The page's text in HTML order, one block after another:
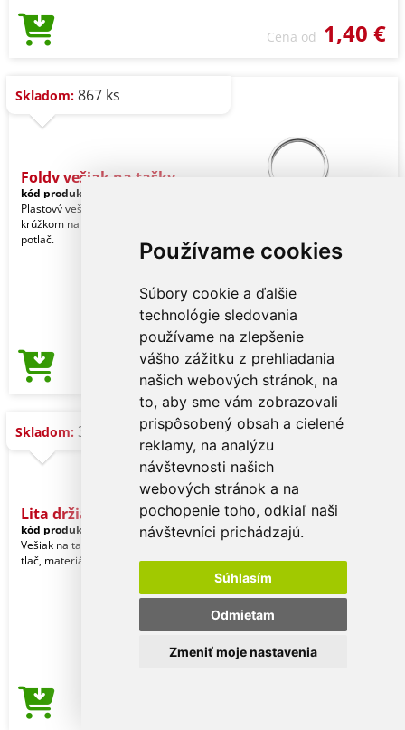
Používame cookies
Súbory cookie a ďalšie
technológie sledovania
používame na zlepšenie
vášho zážitku z prehliadania
našich webových stránok, na
to, aby sme vám zobrazovali
prispôsobený obsah a cielené
reklamy, na analýzu
návštevnosti našich
webových stránok a na
pochopenie toho, odkiaľ naši
návštevníci prichádzajú.
Súhlasím
Odmietam
Zmeniť moje nastavenia
Cena od 1,40 €
Skladom: 867 ks
Foldy vešiak na tašky
kód produktu:
Plastový vešiak na tašky s kovovým
krúžkom na kľúče. Vhodný pre epoxy
potlač.
Cena od0,17 €
Skladom: 333 ks
Lita držiak na tašku
kód produktu:
27731391-TB03
Vešiak na tašky s epoxy povrchom pre
tlač, materiál kov a plast.